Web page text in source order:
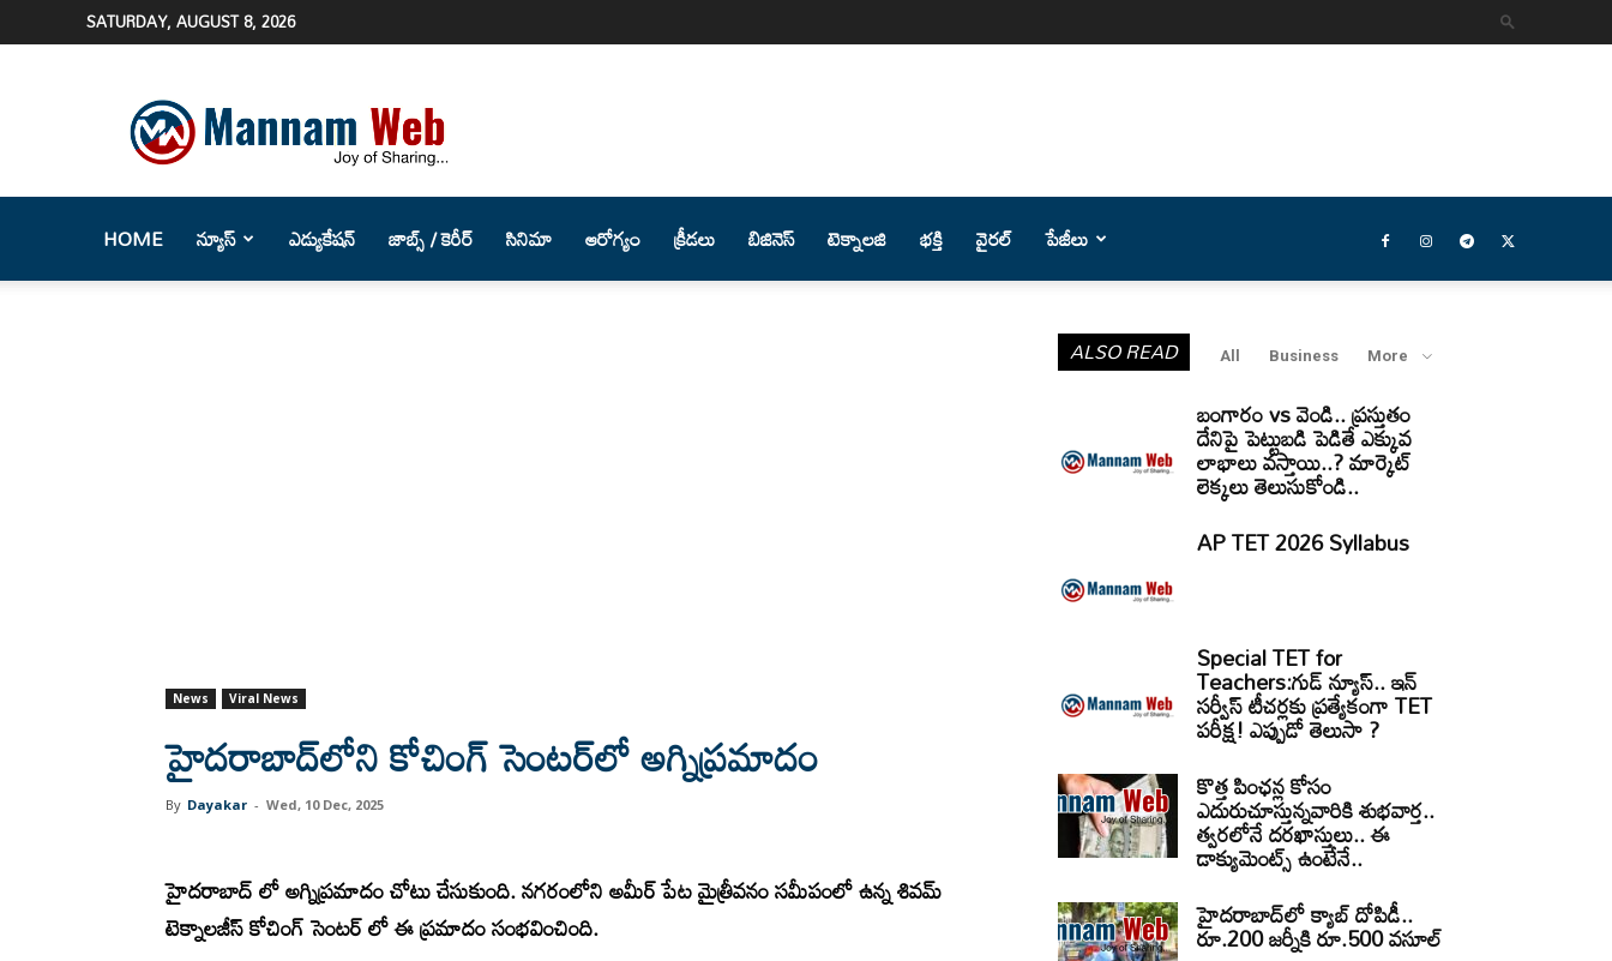
SATURDAY, AUGUST 8, 2026
Web
(మన్నం
News
HOME న్యూస్ ఎడ్యుకేషన్ జాబ్స్ / కెరీర్ సినిమా ఆరోగ్యం క్రీడలు బిజినెస్ టెక్నాలజి భక్తి వైరల్ పేజీలు
News Viral News
హైదరాబాద్‌లోని కోచింగ్ సెంటర్‌లో అగ్నిప్రమాదం
By Dayakar - Wed, 10 Dec, 2025
హైదరాబాద్ లో అగ్నిప్రమాదం చోటు చేసుకుంది. నగరంలోని అమీర్ పేట మైత్రీవనం సమీపంలో ఉన్న శివమ్
టెక్నాలజీస్ కోచింగ్ సెంటర్ లో ఈ ప్రమాదం సంభవించింది.
ALSO READ All Business More
బంగారం vs వెండి.. ప్రస్తుతం
దేనిపై పెట్టుబడి పెడితే ఎక్కువ
లాభాలు వస్తాయి..? మార్కెట్
లెక్కలు తెలుసుకోండి..
AP TET 2026 Syllabus
Special TET for
Teachers:గుడ్ న్యూస్.. ఇన్
సర్వీస్ టీచర్లకు ప్రత్యేకంగా TET
పరీక్ష! ఎప్పుడో తెలుసా ?
కొత్త పింఛన్ల కోసం
ఎదురుచూస్తున్నవారికి శుభవార్త..
త్వరలోనే దరఖాస్తులు.. ఈ
డాక్యుమెంట్స్ ఉంటేనే..
హైదరాబాద్‌లో క్యాబ్‌ దోపిడీ..
రూ.200 జర్నీకి రూ.500 వసూల్